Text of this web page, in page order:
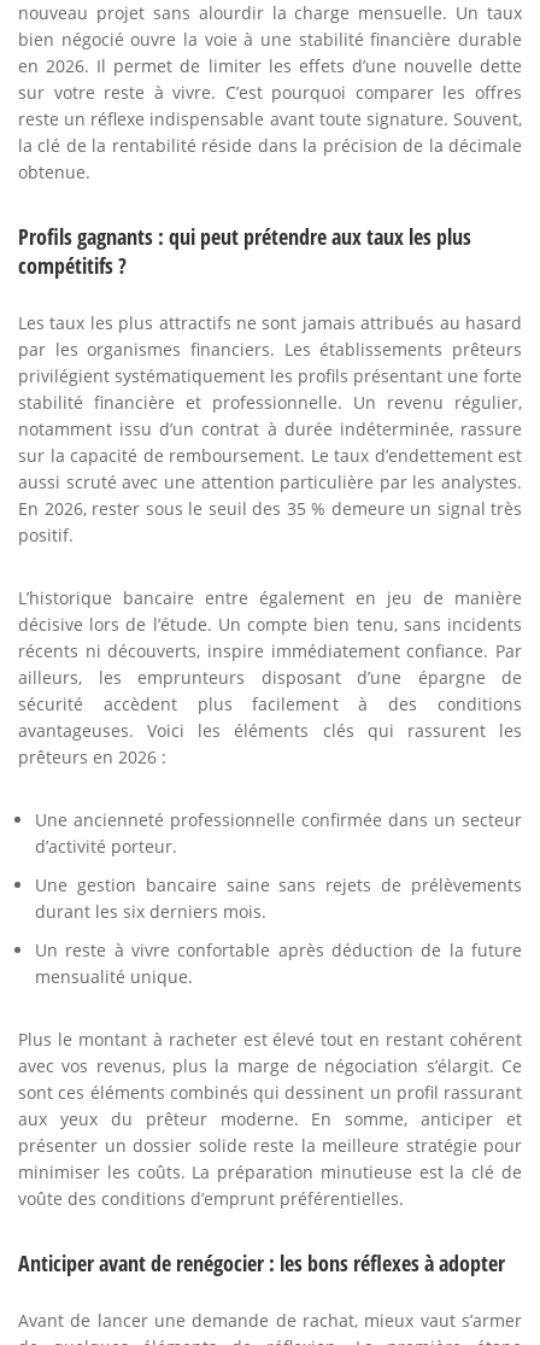
nouveau projet sans alourdir la charge mensuelle. Un taux
bien négocié ouvre la voie à une stabilité financière durable
en 2026. Il permet de limiter les effets d’une nouvelle dette
sur votre reste à vivre. C’est pourquoi comparer les offres
reste un réflexe indispensable avant toute signature. Souvent,
la clé de la rentabilité réside dans la précision de la décimale
obtenue.
Profils gagnants : qui peut prétendre aux taux les plus
compétitifs ?
Les taux les plus attractifs ne sont jamais attribués au hasard
par les organismes financiers. Les établissements prêteurs
privilégient systématiquement les profils présentant une forte
stabilité financière et professionnelle. Un revenu régulier,
notamment issu d’un contrat à durée indéterminée, rassure
sur la capacité de remboursement. Le taux d’endettement est
aussi scruté avec une attention particulière par les analystes.
En 2026, rester sous le seuil des 35 % demeure un signal très
positif.
L’historique bancaire entre également en jeu de manière
décisive lors de l’étude. Un compte bien tenu, sans incidents
récents ni découverts, inspire immédiatement confiance. Par
ailleurs, les emprunteurs disposant d’une épargne de
sécurité accèdent plus facilement à des conditions
avantageuses. Voici les éléments clés qui rassurent les
prêteurs en 2026 :
Une ancienneté professionnelle confirmée dans un secteur
d’activité porteur.
Une gestion bancaire saine sans rejets de prélèvements
durant les six derniers mois.
Un reste à vivre confortable après déduction de la future
mensualité unique.
Plus le montant à racheter est élevé tout en restant cohérent
avec vos revenus, plus la marge de négociation s’élargit. Ce
sont ces éléments combinés qui dessinent un profil rassurant
aux yeux du prêteur moderne. En somme, anticiper et
présenter un dossier solide reste la meilleure stratégie pour
minimiser les coûts. La préparation minutieuse est la clé de
voûte des conditions d’emprunt préférentielles.
Anticiper avant de renégocier : les bons réflexes à adopter
Avant de lancer une demande de rachat, mieux vaut s’armer